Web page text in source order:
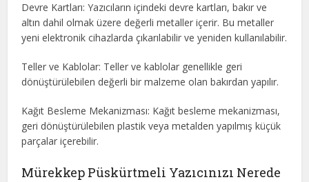
Devre Kartları: Yazıcıların içindeki devre kartları, bakır ve
altın dahil olmak üzere değerli metaller içerir. Bu metaller
yeni elektronik cihazlarda çıkarılabilir ve yeniden kullanılabilir.
Teller ve Kablolar: Teller ve kablolar genellikle geri
dönüştürülebilen değerli bir malzeme olan bakırdan yapılır.
Kağıt Besleme Mekanizması: Kağıt besleme mekanizması,
geri dönüştürülebilen plastik veya metalden yapılmış küçük
parçalar içerebilir.
Mürekkep Püskürtmeli Yazıcınızı Nerede